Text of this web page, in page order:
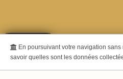
En poursuivant votre navigation
savoir quelles sont les données